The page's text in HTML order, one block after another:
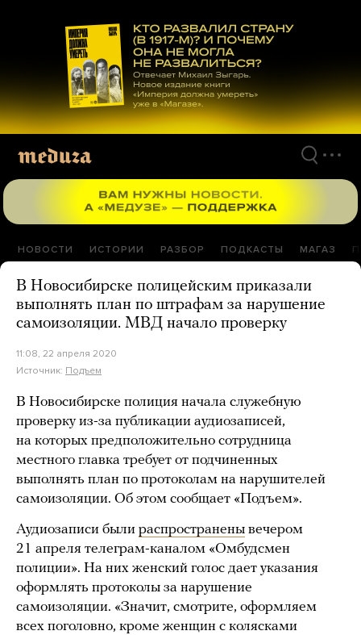
материалам
НОВОСТИ ИСТОРИИ РАЗБОР ПОДКАСТЫ МАГАЗ
В Новосибирске полицейским приказали
выполнять план по штрафам за нарушение
самоизоляции. МВД начало проверку
11:08, 22 апреля 2020
Источник: Подъем
В Новосибирске полиция начала служебную
проверку из-за публикации аудиозаписей,
на которых предположительно сотрудница
местного главка требует от подчиненных
выполнять план по протоколам на нарушителей
самоизоляции. Об этом сообщает «Подъем».
Аудиозаписи были распространены вечером
21 апреля телеграм-каналом «Омбудсмен
полиции». На них женский голос дает указания
оформлять протоколы за нарушение
самоизоляции. «Значит, смотрите, оформляем
всех поголовно, кроме женщин с колясками